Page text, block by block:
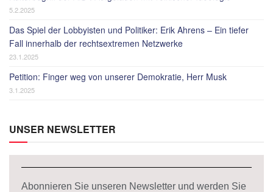
5.2.2025
Das Spiel der Lobbyisten und Politiker: Erik Ahrens – Ein tiefer
Fall innerhalb der rechtsextremen Netzwerke
23.1.2025
Petition: Finger weg von unserer Demokratie, Herr Musk
3.1.2025
UNSER NEWSLETTER
Abonnieren Sie unseren Newsletter und werden Sie